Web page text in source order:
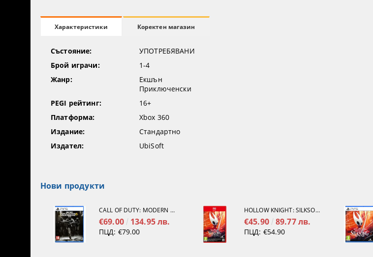
Характеристики Коректен магазин
Състояние:
УПОТРЕБЯВАНИ
Брой играчи:
1-4
Жанр:
Екшън
Приключенски
PEGI рейтинг:
16+
Платформа:
Xbox 360
Издание:
Стандартно
Издател:
UbiSoft
Нови продукти
CALL OF DUTY: MODERN WARFARE 4[PS5]
€69.00 134.95 лв.
ПЦД: €79.00
HOLLOW KNIGHT: SILKSONG [NINTENDO SWITCH 2]
€45.90 89.77 лв.
ПЦД: €54.90